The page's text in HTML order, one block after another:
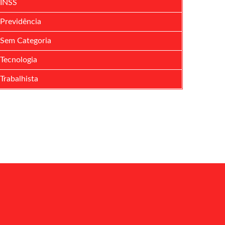
INSS
Previdência
Sem Categoria
Tecnologia
Trabalhista